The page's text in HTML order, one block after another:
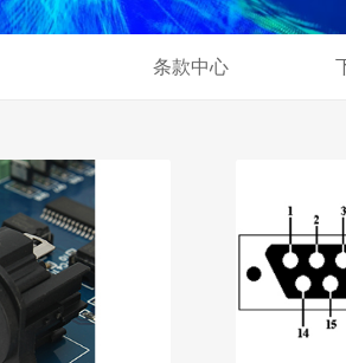
PO型号PD8系列模组
PD20系列模组
WP40系列模组
WP50系列模组
激光雕刻机
其它
条款中心